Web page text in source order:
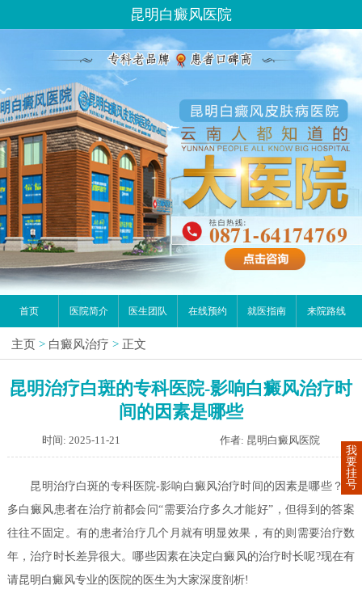
昆明白癜风医院
首页 医院简介 医生团队 在线预约 就医指南 来院路线
主页 > 白癜风治疗 > 正文
昆明治疗白斑的专科医院-影响白癜风治疗时
间的因素是哪些
时间: 2025-11-21 作者: 昆明白癜风医院
昆明治疗白斑的专科医院-影响白癜风治疗时间的因素是哪些？很
多白癜风患者在治疗前都会问“需要治疗多久才能好”，但得到的答案
往往不固定。有的患者治疗几个月就有明显效果，有的则需要治疗数
年，治疗时长差异很大。哪些因素在决定白癜风的治疗时长呢?现在有
请昆明白癜风专业的医院的医生为大家深度剖析!
我
要
挂
号